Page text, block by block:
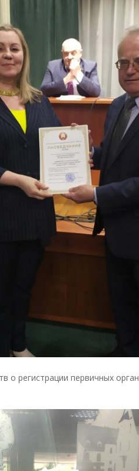
о регистрации первичных